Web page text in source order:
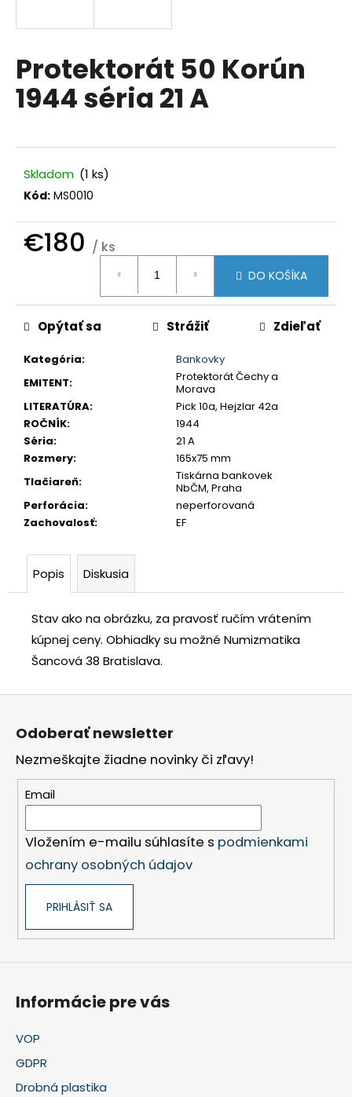
Protektorát 50 Korún
1944 séria 21 A
Skladom (1 ks)
Kód: MS0010
€180 / ks
DO KOŠÍKA
Kategória:
Bankovky
EMITENT:
Protektorát Čechy a
Morava
LITERATÚRA:
Pick 10a, Hejzlar 42a
ROČNÍK:
1944
Séria:
21 A
Rozmery:
165x75 mm
Tlačiareň:
Tiskárna bankovek
NbČM, Praha
Perforácia:
neperforovaná
Zachovalosť: EF
Opýtať sa Strážiť Zdieľať
Popis Diskusia
Stav ako na obrázku, za pravosť ručím vrátením
kúpnej ceny. Obhiadky su možné Numizmatika
Šancová 38 Bratislava.
s
ť
?
o
č
a
e
TETRADRACHMA
VI.
PHILOMETOR,
SALAMIS
Z
Odoberať newsletter
Nezmeškajte žiadne novinky či zľavy!
Email
Vložením e-mailu súhlasíte s podmienkami
ochrany osobných údajov
PRIHLÁSIŤ SA
Informácie pre vás
VOP
GDPR
Drobná plastika